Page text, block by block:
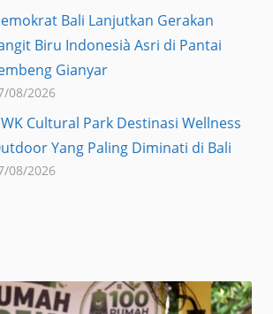
Bali Lanjutkan Gerakan
Biru Indonesià Asri di Pantai
Gianyar
08/2026
Cultural Park Destinasi Wellness
Yang Paling Diminati di Bali
08/2026